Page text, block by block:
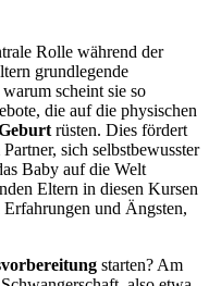
Rolle während der
grundlegende
scheint sie so
die auf die physischen
rüsten. Dies fördert
sich selbstbewusster
Baby auf die Welt
Eltern in diesen Kursen
und Ängsten,
starten? Am